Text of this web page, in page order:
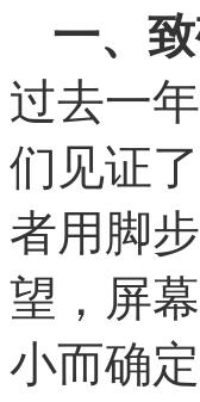
一、
过去一
们见证
者用脚
望，屏
小而确